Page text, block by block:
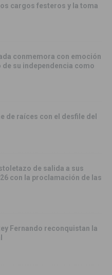
cargos festeros y la toma
conmemora con emoción
de su independencia como
de raíces con el desfile del
de salida a sus
con la proclamación de las
Fernando reconquistan la